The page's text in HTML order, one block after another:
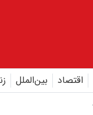
اقتصاد بین‌الملل